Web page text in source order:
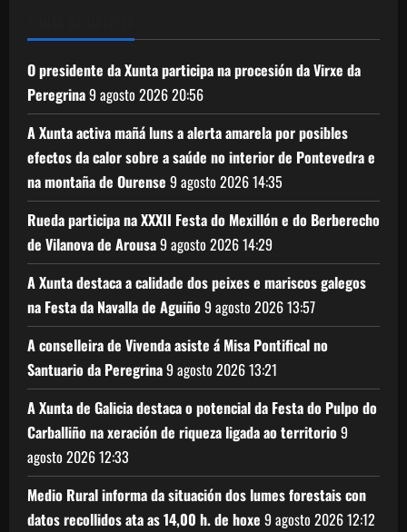
O presidente da Xunta participa na procesión da Virxe da
Peregrina9 agosto 202620:56
A Xunta activa mañá luns a alerta amarela por posibles
efectos da calor sobre a saúde no interior de Pontevedra e
na montaña de Ourense 9 agosto 202614:35
Rueda participa na XXXII Festa do Mexillón e do Berberecho
de Vilanova de Arousa9 agosto 202614:29
A Xunta destaca a calidade dos peixes e mariscos galegos
na Festa da Navalla de Aguiño9 agosto 202613:57
A conselleira de Vivenda asiste á Misa Pontifical no
Santuario da Peregrina9 agosto 202613:21
A Xunta de Galicia destaca o potencial da Festa do Pulpo do
Carballiño na xeración de riqueza ligada ao territorio9
agosto 202612:33
Medio Rural informa da situación dos lumes forestais con
datos recollidos ata as 14,00 h. de hoxe 9 agosto 202612:12